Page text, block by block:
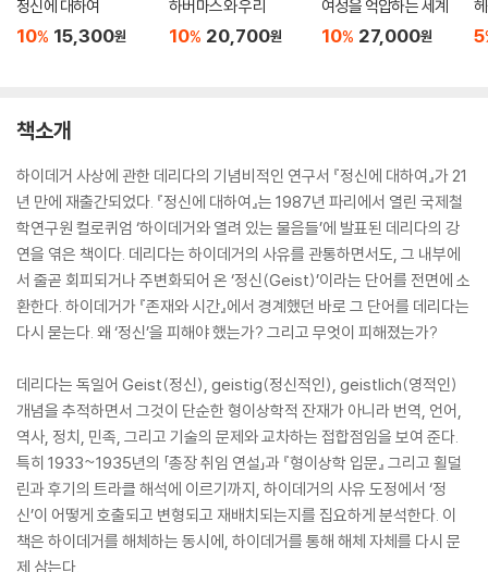
정신에 대하여
10% 15,300원
하버마스와 우리
10% 20,700원
여성을 억압하는 세계
10% 27,000원 5
책소개
하이데거 사상에 관한 데리다의 기념비적인 연구서 『정신에 대하여』가 21
년 만에 재출간되었다. 『정신에 대하여』는 1987년 파리에서 열린 국제철
학연구원 컬로퀴엄 ‘하이데거와 열려 있는 물음들’에 발표된 데리다의 강
연을 엮은 책이다. 데리다는 하이데거의 사유를 관통하면서도, 그 내부에
서 줄곧 회피되거나 주변화되어 온 ‘정신(Geist)’이라는 단어를 전면에 소
환한다. 하이데거가 『존재와 시간』에서 경계했던 바로 그 단어를 데리다는
다시 묻는다. 왜 ‘정신’을 피해야 했는가? 그리고 무엇이 피해졌는가?
데리다는 독일어 Geist(정신), geistig(정신적인), geistlich(영적인)
개념을 추적하면서 그것이 단순한 형이상학적 잔재가 아니라 번역, 언어,
역사, 정치, 민족, 그리고 기술의 문제와 교차하는 접합점임을 보여 준다.
특히 1933~1935년의 「총장 취임 연설」과 『형이상학 입문』 그리고 횔덜
린과 후기의 트라클 해석에 이르기까지, 하이데거의 사유 도정에서 ‘정
신’이 어떻게 호출되고 변형되고 재배치되는지를 집요하게 분석한다. 이
책은 하이데거를 해체하는 동시에, 하이데거를 통해 해체 자체를 다시 문
제 삼는다.